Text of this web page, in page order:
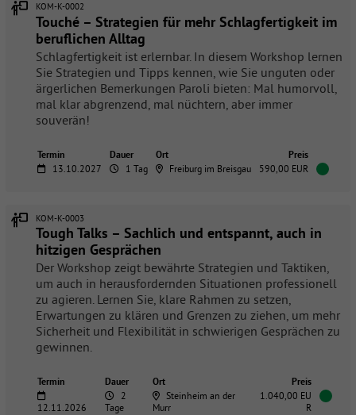
KOM-K-0002
Touché – Strategien für mehr Schlagfertigkeit im
beruflichen Alltag
Schlagfertigkeit ist erlernbar. In diesem Workshop lernen
Sie Strategien und Tipps kennen, wie Sie unguten oder
ärgerlichen Bemerkungen Paroli bieten: Mal humorvoll,
mal klar abgrenzend, mal nüchtern, aber immer
souverän!
Termin Dauer Ort Preis
13.10.2027 1 Tag Freiburg im Breisgau 590,00 EUR
KOM-K-0003
Tough Talks – Sachlich und entspannt, auch in
hitzigen Gesprächen
Der Workshop zeigt bewährte Strategien und Taktiken,
um auch in herausfordernden Situationen professionell
zu agieren. Lernen Sie, klare Rahmen zu setzen,
Erwartungen zu klären und Grenzen zu ziehen, um mehr
Sicherheit und Flexibilität in schwierigen Gesprächen zu
gewinnen.
Termin Dauer Ort Preis
12.11.2026
2
Tage
Steinheim an der
Murr
1.040,00 EU
R